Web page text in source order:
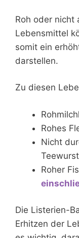
Roh oder nicht
Lebensmittel
somit ein
darstellen.
Zu diesen
Rohes
Nicht
Teewurst
Roher
Die Listerien-
Erhitzen der